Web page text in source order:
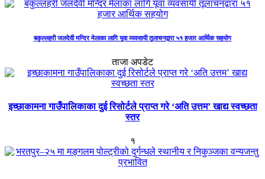
बकुल्लहरी जलदेवी मन्दिर मेलाका लागि यूवा व्यवसायी तूलाचनद्वारा ५१ हजार आर्थिक सहयोग
ताजा अपडेट
इच्छाकामना गाउँपालिकाका दुई रिसोर्टले प्राप्त गरे ‘अति उत्तम’ खाद्य स्वच्छता
स्तर
१